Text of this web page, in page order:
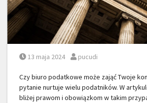
Posted on
13 maja 2024 Posted by
pucudi
Czy biuro podatkowe może zająć Twoje
pytanie nurtuje wielu podatników. W
bliżej prawom i obowiązkom w takim